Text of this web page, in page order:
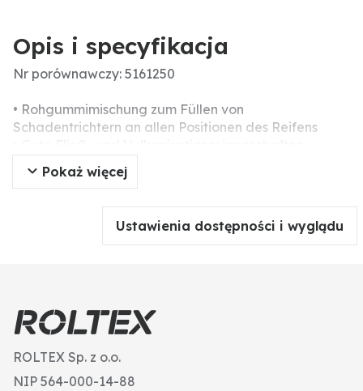
Opis i specyfikacja
Nr porównawczy: 5161250
• Rohgummimischung zum Füllen von
Schadentrichtern an allen Positionen des Reifens
• Vulkanisationstemperatur mind. 100 °C (212 °F)
• Anwärmtemperatur max. 80 °C (176 °F)
Reifen und ist dynamisch hoch belastbar
• Mit SOLUTION MTR zu verarbeiten
Pokaż więcej
Ustawienia dostępności i wyglądu
ROLTEX Sp. z o.o.
NIP 564-000-14-88